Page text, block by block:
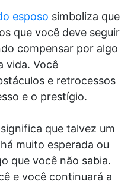
esposo simboliza que
que você deve seguir
compensar por algo
vida. Você
e retrocessos
e o prestígio.
significa que talvez um
muito esperada ou
que você não sabia.
e você continuará a